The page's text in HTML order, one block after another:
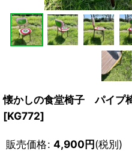
懐かしの食堂椅子 パイ
[KG772]
販売価格: 4,900円(税別)